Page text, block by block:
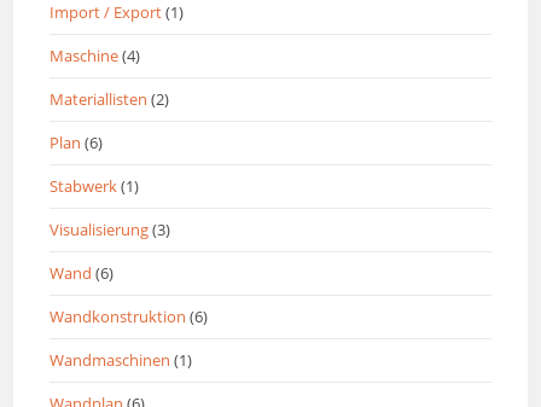
Import / Export(1)
Maschine(4)
Materiallisten (2)
Plan (6)
Stabwerk(1)
Visualisierung(3)
Wand (6)
Wandkonstruktion (6)
Wandmaschinen (1)